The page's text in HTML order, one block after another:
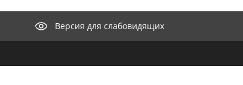
Версия для слабовидящих